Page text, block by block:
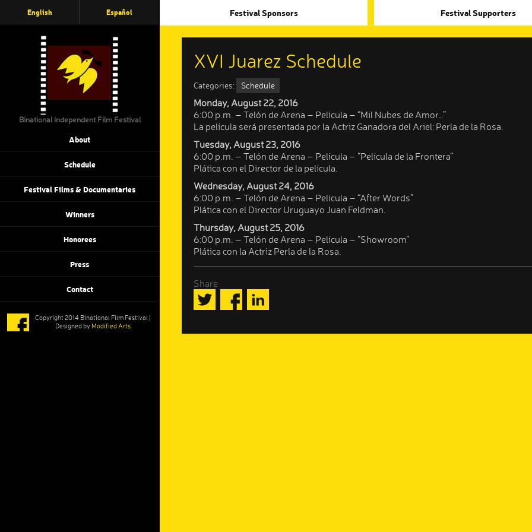
English Español
Binational Independent Film Festival
About
Schedule
Festival Films & Documentaries
Winners
Honorees
Press
Contact
Copyright 2014 Binational Film Festival |
Designed by Modified Arts
Festival Sponsors Festival Supporters
XVI Juarez Schedule
Categories: Schedule
Monday, August 22, 2016
6:00 p.m. – Telón de Arena – Película – “Mil Nubes de Amor…”
La película será presentada por la Actriz Ganadora del Ariel: Perla de la Rosa.
Tuesday, August 23, 2016
6:00 p.m. – Telón de Arena – Película – “Película de la Frontera”
Plática con el Director de la película.
Wednesday, August 24, 2016
6:00 p.m. – Telón de Arena – Película – “After Words”
Plática con el Director Uruguayo Juan Feldman.
Thursday, August 25, 2016
6:00 p.m. – Telón de Arena – Película – “Showroom”
Plática con la Actriz Perla de la Rosa.
Share